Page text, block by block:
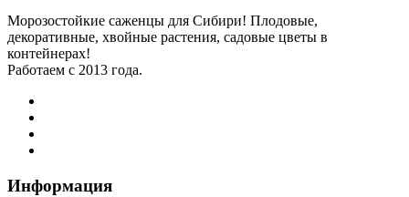
Морозостойкие саженцы для Сибири! Плодовые,
декоративные, хвойные растения, садовые цветы в
контейнерах!
Работаем с 2013 года.
Информация